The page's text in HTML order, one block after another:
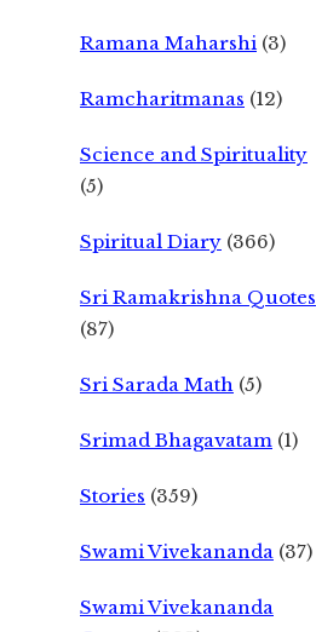
Ramana Maharshi (3)
Ramcharitmanas (12)
Science and Spirituality
(5)
Spiritual Diary (366)
Sri Ramakrishna Quotes
(87)
Sri Sarada Math (5)
Srimad Bhagavatam (1)
Stories (359)
Swami Vivekananda (37)
Swami Vivekananda